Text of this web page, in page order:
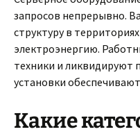
запросов непрерывно.
структуру в
электроэнергию.
техники и ликвидируют
установки
Какие